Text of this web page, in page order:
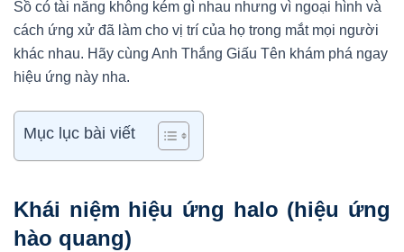
Sồ có tài năng không kém gì nhau nhưng vì ngoại hình và
cách ứng xử đã làm cho vị trí của họ trong mắt mọi người
khác nhau. Hãy cùng Anh Thắng Giấu Tên khám phá ngay
hiệu ứng này nha.
Mục lục bài viết
Khái niệm hiệu ứng halo (hiệu ứng
hào quang)